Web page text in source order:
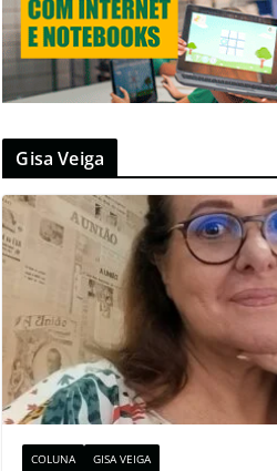
Gisa Veiga
COLUNA GISA VEIGA